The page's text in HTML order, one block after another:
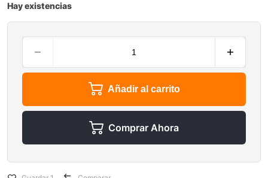
Hay existencias
Añadir al carrito
Comprar Ahora